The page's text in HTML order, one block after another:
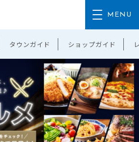
タウンガイド ショップガイド